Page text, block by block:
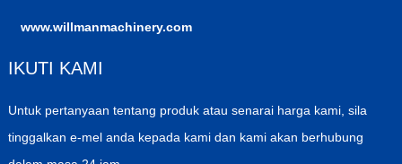
www.willmanmachinery.com
IKUTI KAMI
Untuk pertanyaan tentang produk atau senarai harga kami, sila
tinggalkan e-mel anda kepada kami dan kami akan berhubung